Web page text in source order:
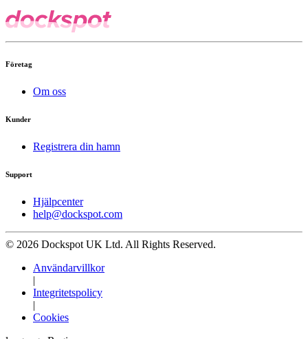
Företag
Om oss
Kunder
Registrera din hamn
Support
Hjälpcenter
help@dockspot.com
© 2026 Dockspot UK Ltd. All Rights Reserved.
Användarvillkor
|
Integritetspolicy
|
Cookies